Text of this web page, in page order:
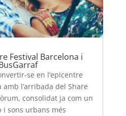
Festival Barcelona i
se en l’epicentre
l’arribada del Share
consolidat ja com un
i sons urbans més